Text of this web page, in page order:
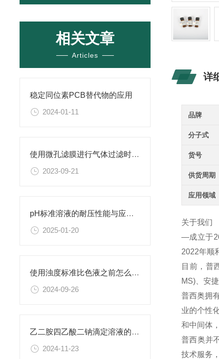
相关文章
Articles
稳定同位素PCB替代物的应用
2024-01-11
使用微孔滤膜进行气体过滤时，有哪些注意事项和常见问题需要关注？
2023-09-21
pH标准溶液的耐压性能与应用领域
2025-01-20
使用浊度标准比色液之前怎么可以不了解这些！
2024-09-26
乙二胺四乙酸二钠滴定溶液的稳定性与保存条件
2024-11-23
详
品牌
分子式
货号
供货周期
应用领域
关于我们
—成立于
2022年顺
目前，普
MS)、安
普西奥拥
业的个性
和中间体
普西奥并
技术服务